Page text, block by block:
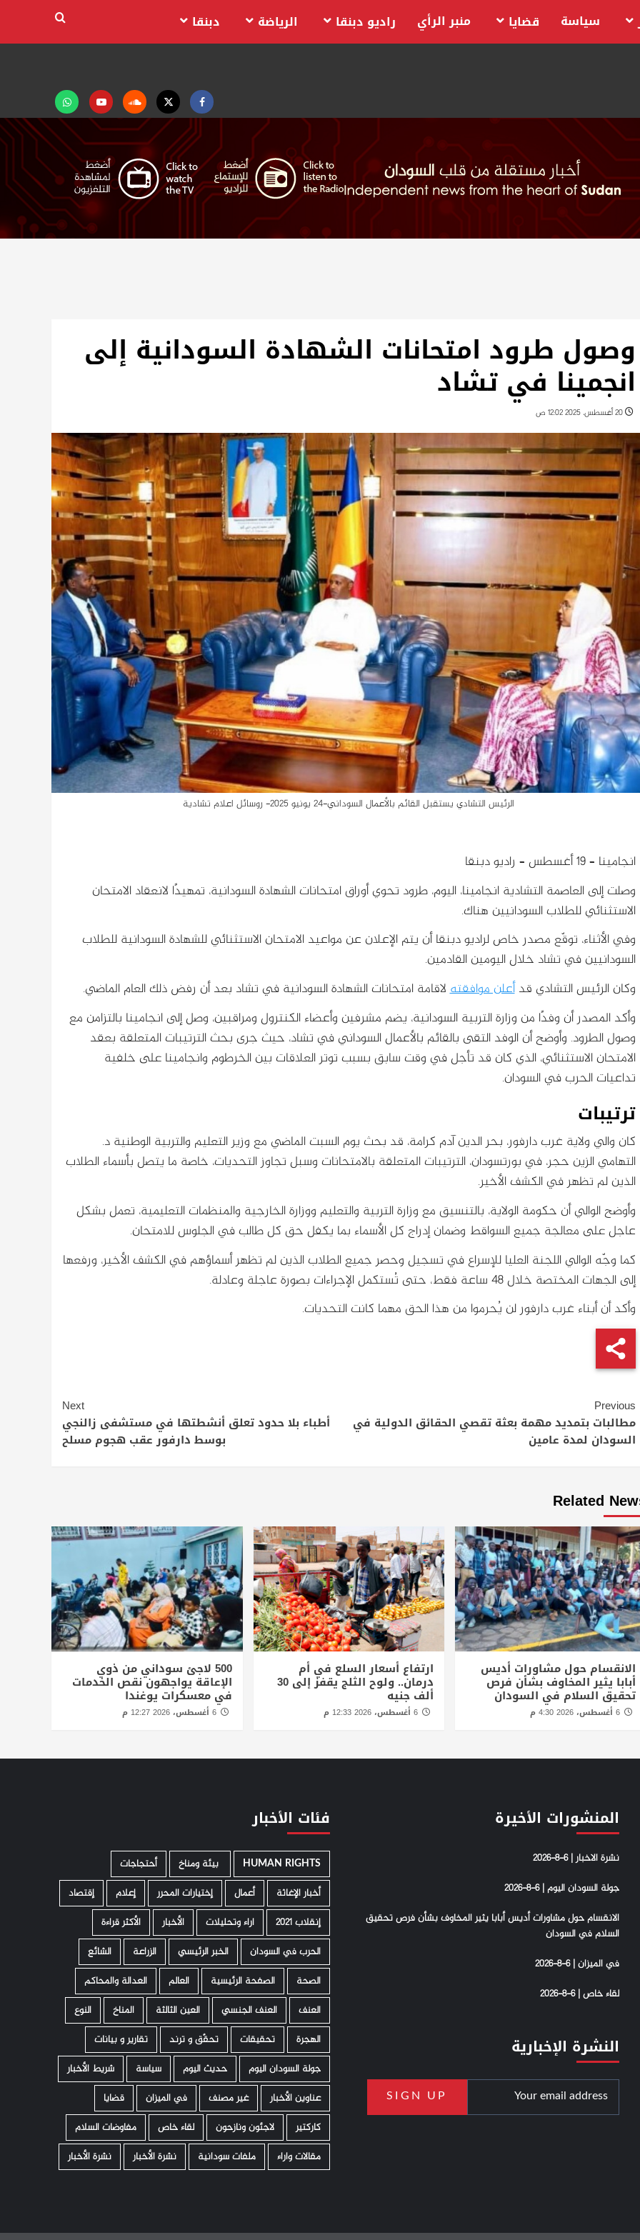
Facebook
Twitter
Soundcloud
Youtubeتابعنا
على
واتساب
سياسة قضايا منبر الرأي راديو دبنقا الرياضة دبنقا
وصول طرود امتحانات الشهادة السودانية إلى
انجمينا في تشاد
20 أغسطس، 2025 12:02 ص
الرئيس التشادي يستقبل القائم بالأعمال السوداني-24 يونيو 2025- روسائل اعلام تشادية
انجامينا – 19 أغسطس – راديو دبنقا
وصلت إلى العاصمة التشادية انجامينا، اليوم، طرود تحوي أوراق امتحانات الشهادة السودانية، تمهيدًا لانعقاد الامتحان
الاستثنائي للطلاب السودانيين هناك.
وفي الأثناء، توقّع مصدر خاص لراديو دبنقا أن يتم الإعلان عن مواعيد الامتحان الاستثنائي للشهادة السودانية للطلاب
السودانيين في تشاد خلال اليومين القادمين.
وكان الرئيس التشادي قدأعلن موافقتهلاقامة امتحانات الشهادة السودانية في تشاد بعد أن رفض ذلك العام الماضي.
وأكد المصدر أن وفدًا من وزارة التربية السودانية، يضم مشرفين وأعضاء الكنترول ومراقبين، وصل إلى انجامينا بالتزامن مع
وصول الطرود. وأوضح أن الوفد التقى بالقائم بالأعمال السوداني في تشاد، حيث جرى بحث الترتيبات المتعلقة بعقد
الامتحان الاستثنائي، الذي كان قد تأجل في وقت سابق بسبب توتر العلاقات بين الخرطوم وانجامينا على خلفية
تداعيات الحرب في السودان.
ترتيبات
كان والي ولاية غرب دارفور، بحر الدين آدم كرامة، قد بحث يوم السبت الماضي مع وزير التعليم والتربية الوطنية د.
التهامي الزين حجر، في بورتسودان، الترتيبات المتعلقة بالامتحانات وسبل تجاوز التحديات، خاصة ما يتصل بأسماء الطلاب
الذين لم تظهر في الكشف الأخير.
وأوضح الوالي أن حكومة الولاية، بالتنسيق مع وزارة التربية والتعليم ووزارة الخارجية والمنظمات التعليمية، تعمل بشكل
عاجل على معالجة جميع السواقط وضمان إدراج كل الأسماء بما يكفل حق كل طالب في الجلوس للامتحان.
كما وجّه الوالي اللجنة العليا للإسراع في تسجيل وحصر جميع الطلاب الذين لم تظهر أسماؤهم في الكشف الأخير، ورفعها
إلى الجهات المختصة خلال 48 ساعة فقط، حتى تُستكمل الإجراءات بصورة عاجلة وعادلة.
وأكد أن أبناء غرب دارفور لن يُحرموا من هذا الحق مهما كانت التحديات.
Continue
Reading
Previous
مطالبات بتمديد مهمة بعثة تقصي الحقائق الدولية في
السودان لمدة عامين
Next
أطباء بلا حدود تعلق أنشطتها في مستشفى زالنجي
بوسط دارفور عقب هجوم مسلح
Related
الانقسام حول مشاورات أديس
أبابا يثير المخاوف بشأن فرص
تحقيق السلام في السودان
6 أغسطس، 2026 4:30 م
ارتفاع أسعار السلع في أم
درمان.. ولوح الثلج يقفز إلى 30
ألف جنيه
500 لاجئ سوداني من ذوي
الإعاقة يواجهون نقص الخدمات
في معسكرات يوغندا
6 أغسطس، 2026 12:27 م
المنشورات الأخيرة
نشرة الاخبار | 6-8-2026
جولة السودان اليوم | 6-8-2026
الانقسام حول مشاورات أديس أبابا يثير المخاوف بشأن فرص تحقيق
السلام في السودان
في الميزان | 6-8-2026
لقاء خاص | 6-8-2026
النشرة الإخبارية
فئات الأخبار
HUMAN RIGHTS ­ بيئة ومناخ
أحتجاجات
أخبار الإغاثة
أعمال إختيارات المحرر إعلام
إقتصاد
إنقلاب 2021
اراء وتحليلات الأخبار
الأكثر قراءة
الحرب في السودان
الخبر الرئيسي الزراعة
الشائع
الصحة
الصفحة الرئيسية العالم
العدالة والمحاكم
العنف
العنف الجنسي العين الثالثة المناخ
النوع
الهجرة
تحقيقات تحقّق و ترند
تقارير و بيانات
جولة السودان اليوم
حديث اليوم سياسة
شريط الأخبار
عناوين الأخبار
غير مصنف في الميزان
قضايا
كاركتير
لاجئون ونازحون لقاء خاص
مفاوضات السلام
مقالات واراء
ملفات سودانية نشرة الأخبار نشرة الأخبار